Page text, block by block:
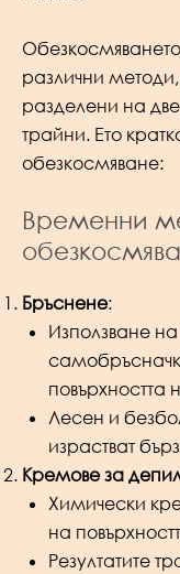
различни
разделени на
трайни. Ето
обезкосмяване:
Временни
Бръснене:
Използване
повърхността
Лесен и
израстват
Кремове за
Химически
на
Резултатите